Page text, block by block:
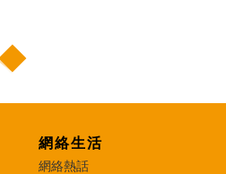
網絡生活
網絡熱話